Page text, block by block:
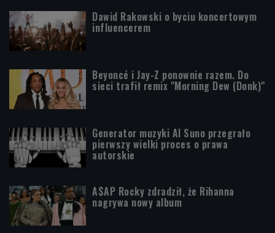
Dawid Rakowski o byciu koncertowym
influencerem
Beyoncé i Jay-Z ponownie razem. Do
sieci trafił remix "Morning Dew (Donk)"
Generator muzyki AI Suno przegrało
pierwszy wielki proces o prawa
autorskie
A$AP Rocky zdradził, że Rihanna
nagrywa nowy album